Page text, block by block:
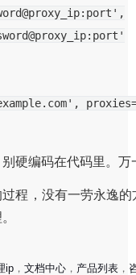
,
, proxies
硬编码在代码里。
程，没有一劳永逸
ip ， 文档中心 ， 产品列表 ，